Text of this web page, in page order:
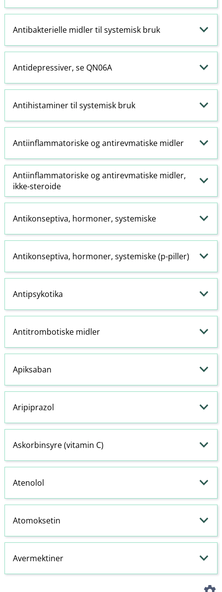
Antibakterielle midler til systemisk bruk
Antidepressiver, se QN06A
Antihistaminertil systemisk bruk
Antiinflammatoriske og antirevmatiske midler
Antiinflammatoriske og antirevmatiske midler,
ikke-steroide
Antikonseptiva, hormoner, systemiske
Antikonseptiva, hormoner, systemiske (p-piller)
Antipsykotika
Antitrombotiske midler
Apiksaban
Aripiprazol
Askorbinsyre (vitamin C)
Atenolol
Atomoksetin
Avermektiner